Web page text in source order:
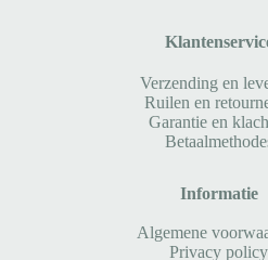
Verzending en
Ruilen en
Garantie en
Informatie
Algemene
Privacy policy